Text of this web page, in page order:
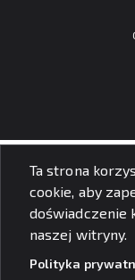
Ta strona
cookie, aby
doświadczenie
naszej witryny.
Polityka